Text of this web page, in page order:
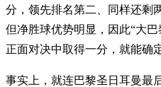
分，领先排名第二、同样还剩
但净胜球优势明显，因此“大
正面对决中取得一分，就能确
事实上，就连巴黎圣日耳曼最